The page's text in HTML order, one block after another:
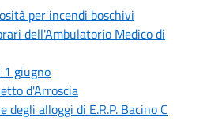
per incendi boschivi
dell'Ambulatorio Medico di
giugno
d'Arroscia
degli alloggi di E.R.P. Bacino C